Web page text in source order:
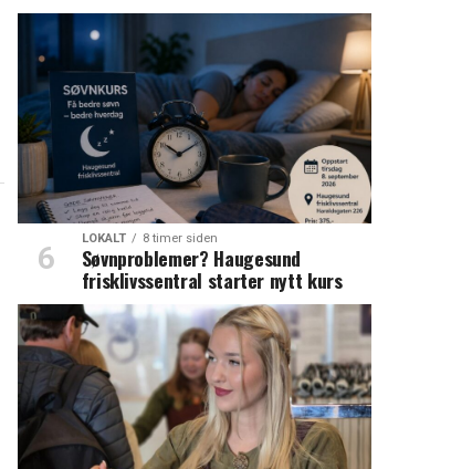
LOKALT 8 timer siden
Søvnproblemer? Haugesund
frisklivssentral starter nytt kurs